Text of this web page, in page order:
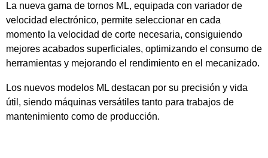
La nueva gama de tornos ML, equipada con variador de
velocidad electrónico, permite seleccionar en cada
momento la velocidad de corte necesaria, consiguiendo
mejores acabados superficiales, optimizando el consumo de
herramientas y mejorando el rendimiento en el mecanizado.
Los nuevos modelos ML destacan por su precisión y vida
útil, siendo máquinas versátiles tanto para trabajos de
mantenimiento como de producción.